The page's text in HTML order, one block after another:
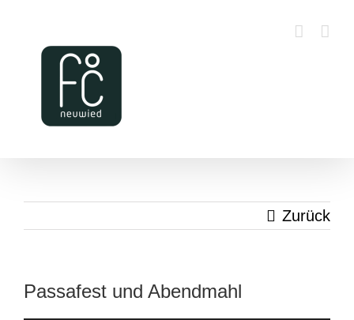
springen
Zurück
Passafest und Abendmahl